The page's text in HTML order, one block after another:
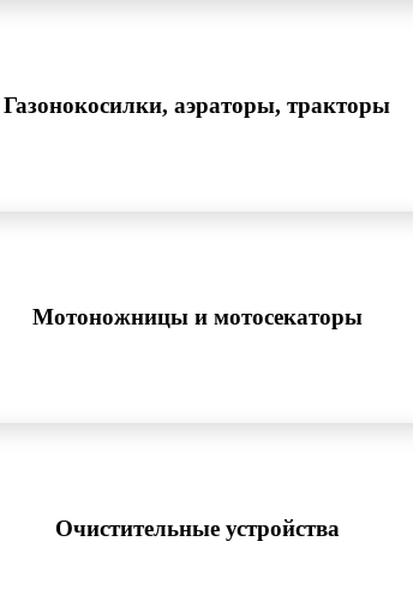
Газонокосилки, аэраторы, тракторы
Мотоножницы и мотосекаторы
Очистительные устройства